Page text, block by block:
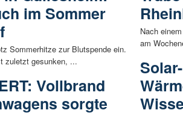
im Sommer
Sommerhitze zur Blutspende ein.
zuletzt gesunken, ...
Vollbrand
sorgte
Nach
am